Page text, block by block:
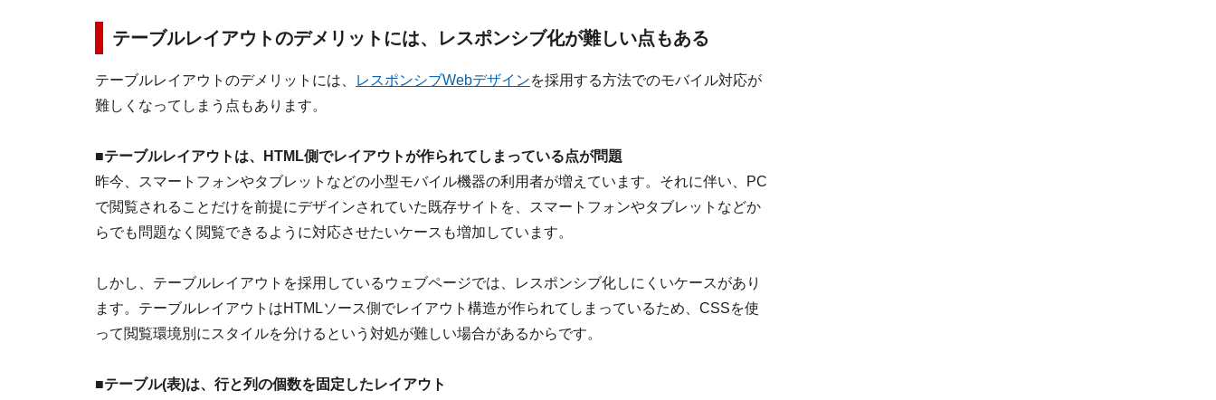
テーブルレイアウトのデメリットには、レスポンシブ化が難しい点もある
テーブルレイアウトのデメリットには、 レスポンシブWebデザインを採用する方法でのモバイル対応が
難しくなってしまう点もあります。
■テーブルレイアウトは、HTML側でレイアウトが作られてしまっている点が問題
昨今、スマートフォンやタブレットなどの小型モバイル機器の利用者が増えています。それに伴い、PC
で閲覧されることだけを前提にデザインされていた既存サイトを、スマートフォンやタブレットなどか
らでも問題なく閲覧できるように対応させたいケースも増加しています。
しかし、テーブルレイアウトを採用しているウェブページでは、レスポンシブ化しにくいケースがあり
ます。テーブルレイアウトはHTMLソース側でレイアウト構造が作られてしまっているため、CSSを使
って閲覧環境別にスタイルを分けるという対処が難しい場合があるからです。
■テーブル(表)は、行と列の個数を固定したレイアウト